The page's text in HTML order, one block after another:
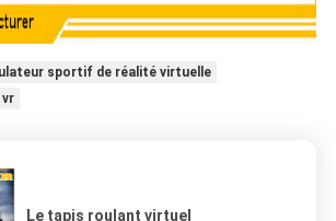
sportif de réalité virtuelle
Le tapis roulant virtuel